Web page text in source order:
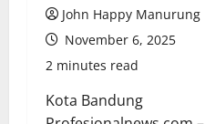
John Happy Manurung
November 6, 2025
2 minutes read
Kota Bandung